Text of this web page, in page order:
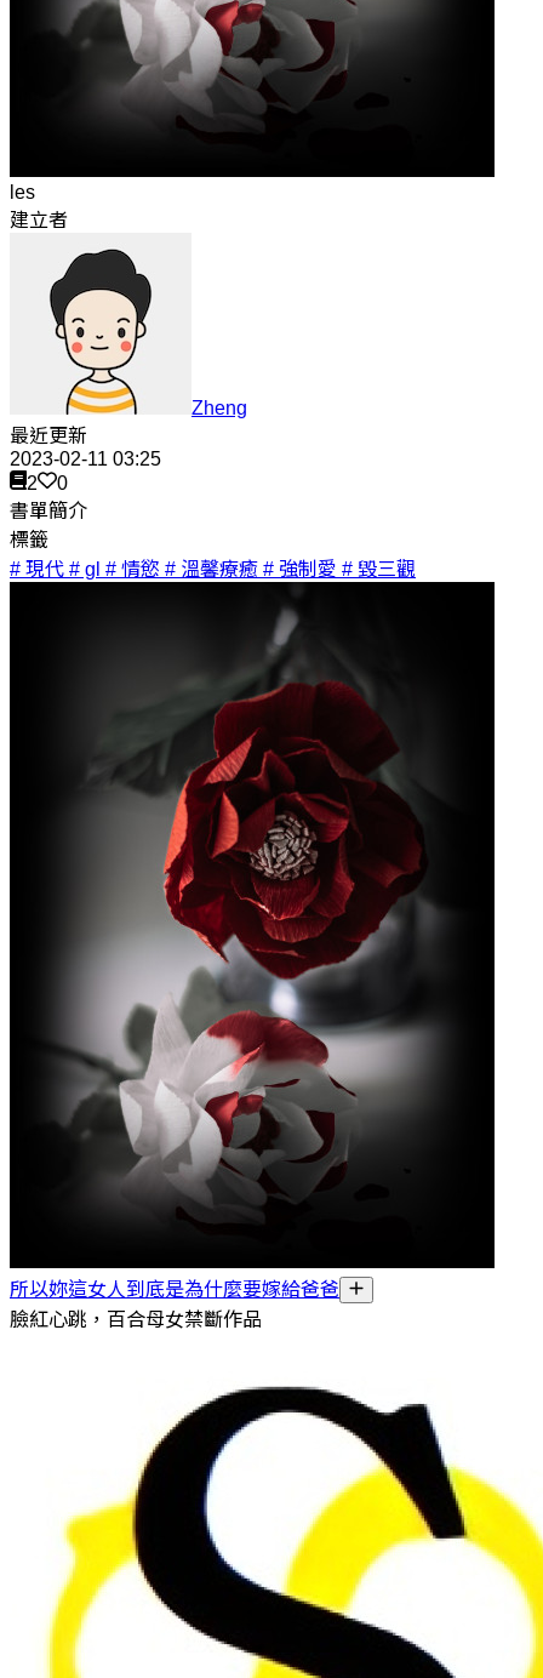
les
建立者
Zheng
最近更新
2023-02-11 03:25
2
0
書單簡介
標籤
# 現代 # gl # 情慾 # 溫馨療癒 # 強制愛 # 毀三觀
所以妳這女人到底是為什麼要嫁給爸爸
臉紅心跳，百合母女禁斷作品